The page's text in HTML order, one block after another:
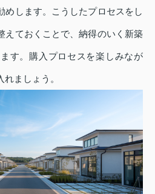
めします。こうしたプロセスをし
えておくことで、納得のいく新築
す。購入プロセスを楽しみなが
ましょう。